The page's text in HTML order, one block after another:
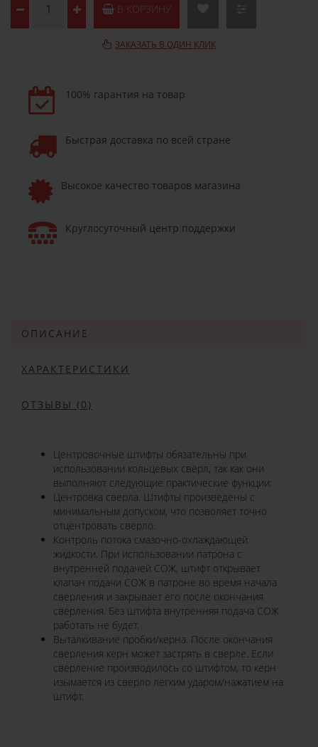
В КОРЗИНУ
ЗАКАЗАТЬ В ОДИН КЛИК
100% гарантия на товар
Быстрая доставка по всей стране
Высокое качество товаров магазина
Круглосуточный центр поддержки
ОПИСАНИЕ
ХАРАКТЕРИСТИКИ
ОТЗЫВЫ (0)
Центровочные штифты обязательны при
использовании кольцевых свёрл, так как они
выполняют следующие практические функции:
Центровка сверла. Штифты произведены с
минимальным допуском, что позволяет точно
отцентровать сверло.
Контроль потока смазочно-охлаждающей
жидкости. При использовании патрона с
внутренней подачей СОЖ, штифт открывает
клапан подачи СОЖ в патроне во время начала
сверления и закрывает его после окончания
сверления. Без штифта внутренняя подача СОЖ
работать не будет.
Выталкивание пробки/керна. После окончания
сверления керн может застрять в сверле. Если
сверление производилось со штифтом, то керн
изымается из сверло лёгким ударом/нажатием на
штифт.